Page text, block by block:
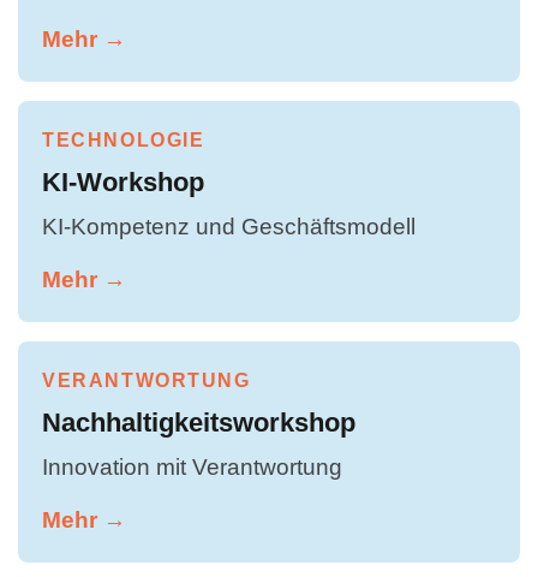
Mehr →
TECHNOLOGIE
KI-Workshop
KI-Kompetenz und Geschäftsmodell
Mehr →
VERANTWORTUNG
Nachhaltigkeitsworkshop
Innovation mit Verantwortung
Mehr →